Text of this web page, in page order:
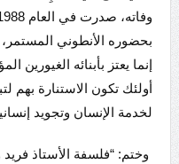
بحضوره الأنطوني
إنما يعتز بأبنائه الغيورين
أولئك تكون الاستنارة بهم
لخدمة الإنسان وتجويد
وختم: “فلسفة الأستاذ